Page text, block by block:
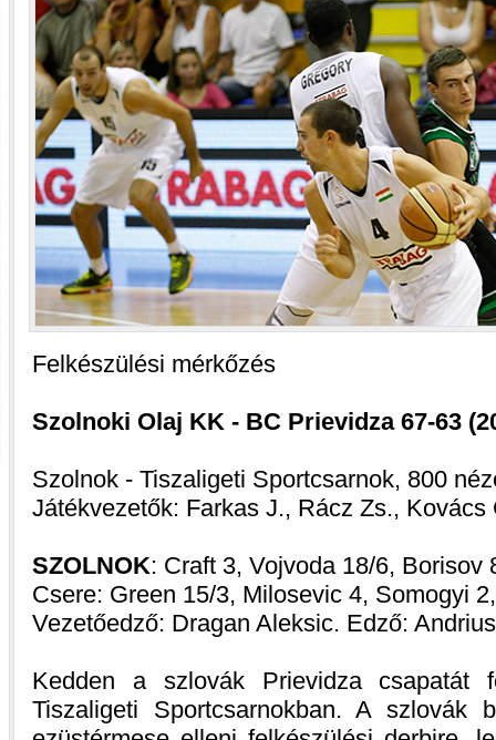
Felkészülési mérkőzés
Szolnoki Olaj KK - BC Prievidza 67-63
Szolnok - Tiszaligeti Sportcsarnok, 800
Játékvezetők: Farkas J., Rácz Zs., Kovács
SZOLNOK: Craft 3, Vojvoda 18/6, Borisov
Csere: Green 15/3, Milosevic 4, Somogyi
Vezetőedző: Dragan Aleksic. Edző:
Kedden a szlovák Prievidza csapatát
Tiszaligeti Sportcsarnokban. A szlovák